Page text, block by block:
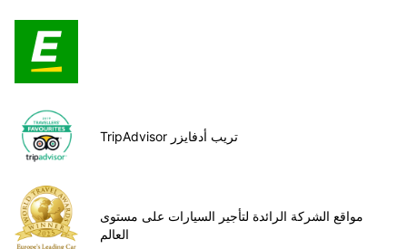
TripAdvisor تريب أدفايزر
مواقع الشركة الرائدة لتأجير السيارات على مستوى
العالم